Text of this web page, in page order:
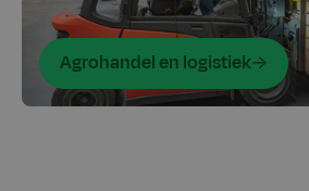
Agrohandel en logistiek